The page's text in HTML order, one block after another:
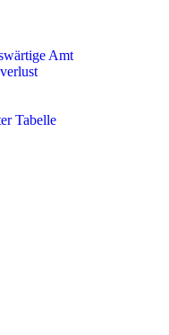
Amt
Tabelle